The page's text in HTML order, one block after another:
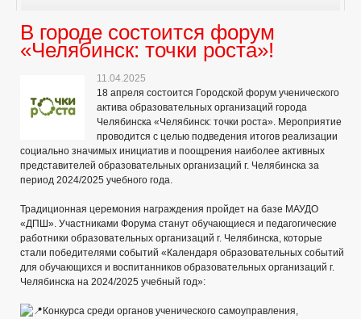
В городе состоится форум
«Челябинск: точки роста»!
11.04.2025
18 апреля состоится Городской форум ученического
актива образовательных организаций города
Челябинска «Челябинск: точки роста». Мероприятие
проводится с целью подведения итогов реализации
социально значимых инициатив и поощрения наиболее активных
представителей образовательных организаций г. Челябинска за
период 2024/2025 учебного года.
Традиционная церемония награждения пройдет на базе МАУДО
«ДПШ». Участниками Форума станут обучающиеся и педагогические
работники образовательных организаций г. Челябинска, которые
стали победителями событий «Календаря образовательных событий
для обучающихся и воспитанников образовательных организаций г.
Челябинска на 2024/2025 учебный год»:
Конкурса среди органов ученического самоуправления,